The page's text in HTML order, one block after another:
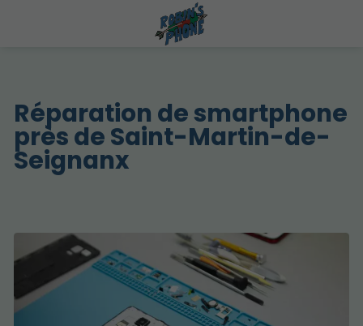
Réparation de smartphone
près de Saint-Martin-de-
Seignanx